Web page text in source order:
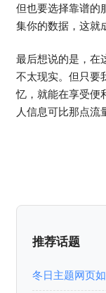
但也要选择靠谱
集你的数据，这就
最后想说的是，在
不太现实。但只要
忆，就能在享受便
人信息可比那点流
推荐话题
冬日主题网页